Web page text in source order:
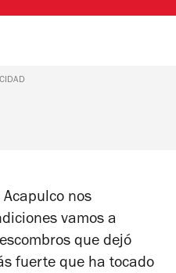
nos
vamos a
que dejó
fuerte que ha tocado